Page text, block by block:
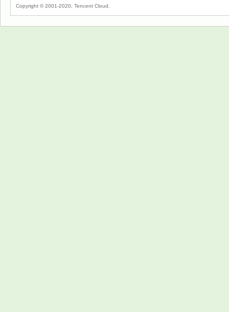
Copyright © 2001-2020, Tencent Cloud.